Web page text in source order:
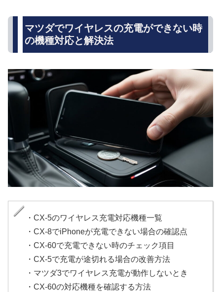
マツダでワイヤレスの充電ができない時
の機種対応と解決法
・CX-5のワイヤレス充電対応機種一覧
・CX-8でiPhoneが充電できない場合の確認点
・CX-60で充電できない時のチェック項目
・CX-5で充電が途切れる場合の改善方法
・マツダ3でワイヤレス充電が動作しないとき
・CX-60の対応機種を確認する方法